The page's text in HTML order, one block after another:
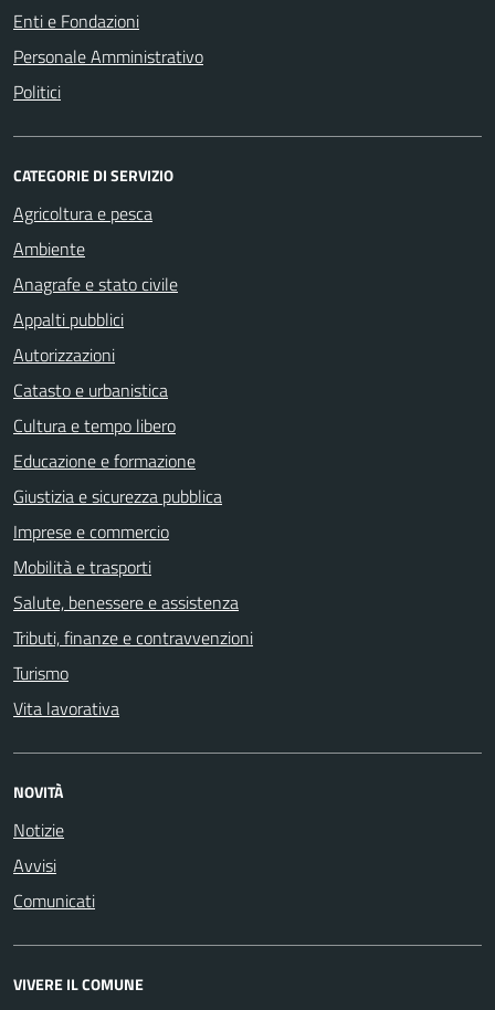
Enti e Fondazioni
Personale Amministrativo
Politici
CATEGORIE DI SERVIZIO
Agricoltura e pesca
Ambiente
Anagrafe e stato civile
Appalti pubblici
Autorizzazioni
Catasto e urbanistica
Cultura e tempo libero
Educazione e formazione
Giustizia e sicurezza pubblica
Imprese e commercio
Mobilità e trasporti
Salute, benessere e assistenza
Tributi, finanze e contravvenzioni
Turismo
Vita lavorativa
NOVITÀ
Notizie
Avvisi
Comunicati
VIVERE IL COMUNE